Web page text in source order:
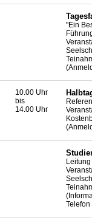
"Ein
10.00 Uhr
bis
14.00 Uhr